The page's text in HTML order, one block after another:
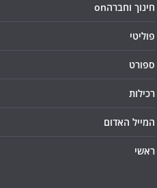
חינוך וחברהon
פוליטי
ספורט
רכילות
המייל האדום
ראשי